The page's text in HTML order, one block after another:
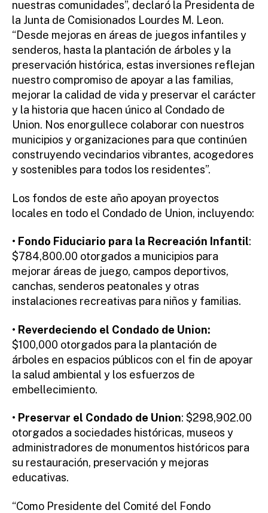
nuestras comunidades”, declaró la Presidenta de
la Junta de Comisionados Lourdes M. Leon.
“Desde mejoras en áreas de juegos infantiles y
senderos, hasta la plantación de árboles y la
preservación histórica, estas inversiones reflejan
nuestro compromiso de apoyar a las familias,
mejorar la calidad de vida y preservar el carácter
y la historia que hacen único al Condado de
Union. Nos enorgullece colaborar con nuestros
municipios y organizaciones para que continúen
construyendo vecindarios vibrantes, acogedores
y sostenibles para todos los residentes”.
Los fondos de este año apoyan proyectos
locales en todo el Condado de Union, incluyendo:
• Fondo Fiduciario para la Recreación Infantil:
$784,800.00 otorgados a municipios para
mejorar áreas de juego, campos deportivos,
canchas, senderos peatonales y otras
instalaciones recreativas para niños y familias.
• Reverdeciendo el Condado de Union:
$100,000 otorgados para la plantación de
árboles en espacios públicos con el fin de apoyar
la salud ambiental y los esfuerzos de
embellecimiento.
• Preservar el Condado de Union: $298,902.00
otorgados a sociedades históricas, museos y
administradores de monumentos históricos para
su restauración, preservación y mejoras
educativas.
“Como Presidente del Comité del Fondo